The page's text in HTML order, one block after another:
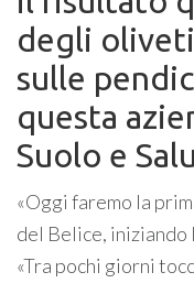
degli
sulle
questa
Suolo e
«Oggi faremo la
del Belice, iniziando
«Tra pochi giorni